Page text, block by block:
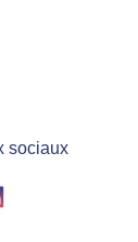
sociaux